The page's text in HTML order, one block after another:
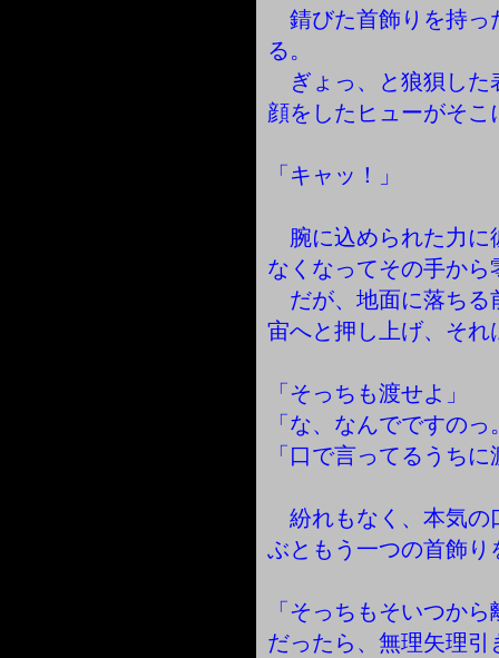
錆びた首飾りを持っ
る。
ぎょっ、と狼狽した
顔をしたヒューがそこ
「キャッ！」
腕に込められた力に
なくなってその手か
だが、地面に落ちる
宙へと押し上げ、そ
「そっちも渡せよ」
「な、なんでですの
「口で言ってるうち
紛れもなく、本気の
ぶともう一つの首飾り
「そっちもそいつか
だったら、無理矢理引